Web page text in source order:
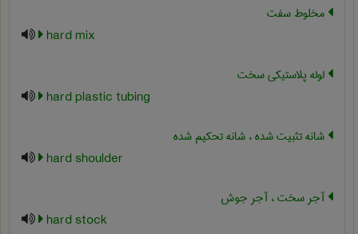
مخلوط سفت
hard mix
لوله پلاستیکی سخت
hard plastic tubing
شانه تثبیت شده ، شانه تحکیم شده
hard shoulder
آجر سخت ، آجر جوش
hard stock